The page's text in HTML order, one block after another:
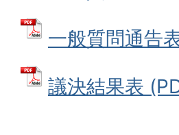
一般質問通告
議決結果表